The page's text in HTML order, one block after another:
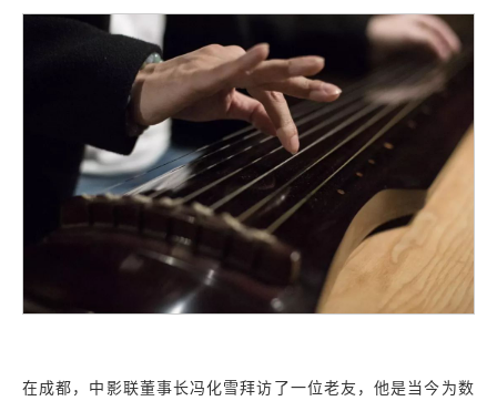
在成都，中影联董事长冯化雪拜访了一位老友，他是当今为数